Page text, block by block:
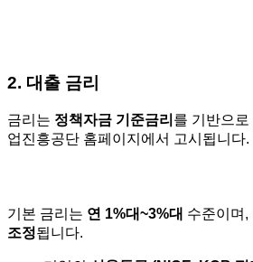
2. 대출 금리
금리는 정책자금 기준금리 를 기반으로
업진흥공단 홈페이지에서 고시됩니다.
기본 금리는 연 1%대~3%대 수준이며,
조정됩니다.